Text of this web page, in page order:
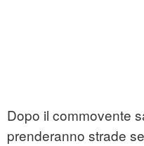
Dopo il commovente
prenderanno strade